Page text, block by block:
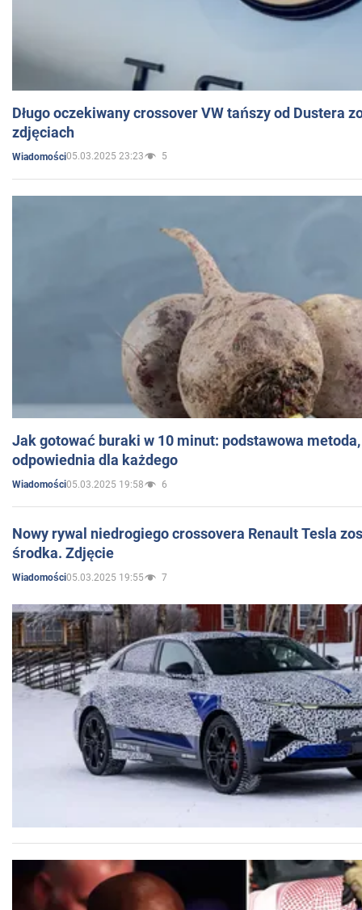
Długo oczekiwany crossover VW tańszy od Dustera
zdjęciach
Wiadomości05.03.2025 23:23 5
Jak gotować buraki w 10 minut: podstawowa
odpowiednia dla każdego
Wiadomości05.03.2025 19:58 6
Nowy rywal niedrogiego crossovera Renault Tesla
środka. Zdjęcie
Wiadomości05.03.2025 19:55 7